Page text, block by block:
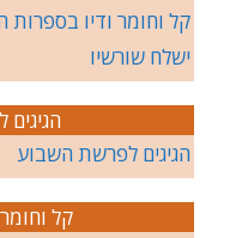
קל וחומר ודיו בספרות
ישלח שורשיו
הגיגים לפרשת השבוע
קל